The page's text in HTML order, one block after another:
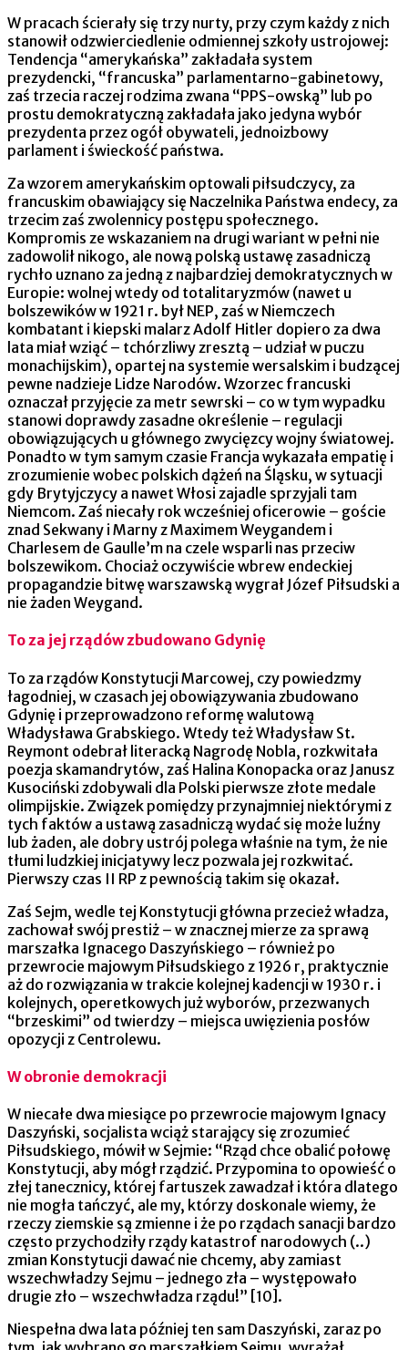
W pracach ścierały się trzy nurty, przy czym każdy z nich
stanowił odzwierciedlenie odmiennej szkoły ustrojowej:
Tendencja “amerykańska” zakładała system
prezydencki, “francuska” parlamentarno-gabinetowy,
zaś trzecia raczej rodzima zwana “PPS-owską” lub po
prostu demokratyczną zakładała jako jedyna wybór
prezydenta przez ogół obywateli, jednoizbowy
parlament i świeckość państwa.
Za wzorem amerykańskim optowali piłsudczycy, za
francuskim obawiający się Naczelnika Państwa endecy, za
trzecim zaś zwolennicy postępu społecznego.
Kompromis ze wskazaniem na drugi wariant w pełni nie
zadowolił nikogo, ale nową polską ustawę zasadniczą
rychło uznano za jedną z najbardziej demokratycznych w
Europie: wolnej wtedy od totalitaryzmów (nawet u
bolszewików w 1921 r. był NEP, zaś w Niemczech
kombatant i kiepski malarz Adolf Hitler dopiero za dwa
lata miał wziąć – tchórzliwy zresztą – udział w puczu
monachijskim), opartej na systemie wersalskim i budzącej
pewne nadzieje Lidze Narodów. Wzorzec francuski
oznaczał przyjęcie za metr sewrski – co w tym wypadku
stanowi doprawdy zasadne określenie – regulacji
obowiązujących u głównego zwycięzcy wojny światowej.
Ponadto w tym samym czasie Francja wykazała empatię i
zrozumienie wobec polskich dążeń na Śląsku, w sytuacji
gdy Brytyjczycy a nawet Włosi zajadle sprzyjali tam
Niemcom. Zaś niecały rok wcześniej oficerowie – goście
znad Sekwany i Marny z Maximem Weygandem i
Charlesem de Gaulle’m na czele wsparli nas przeciw
bolszewikom. Chociaż oczywiście wbrew endeckiej
propagandzie bitwę warszawską wygrał Józef Piłsudski a
nie żaden Weygand.
To za jej rządów zbudowano Gdynię
To za rządów Konstytucji Marcowej, czy powiedzmy
łagodniej, w czasach jej obowiązywania zbudowano
Gdynię i przeprowadzono reformę walutową
Władysława Grabskiego. Wtedy też Władysław St.
Reymont odebrał literacką Nagrodę Nobla, rozkwitała
poezja skamandrytów, zaś Halina Konopacka oraz Janusz
Kusociński zdobywali dla Polski pierwsze złote medale
olimpijskie. Związek pomiędzy przynajmniej niektórymi z
tych faktów a ustawą zasadniczą wydać się może luźny
lub żaden, ale dobry ustrój polega właśnie na tym, że nie
tłumi ludzkiej inicjatywy lecz pozwala jej rozkwitać.
Pierwszy czas II RP z pewnością takim się okazał.
Zaś Sejm, wedle tej Konstytucji główna przecież władza,
zachował swój prestiż – w znacznej mierze za sprawą
marszałka Ignacego Daszyńskiego – również po
przewrocie majowym Piłsudskiego z 1926 r, praktycznie
aż do rozwiązania w trakcie kolejnej kadencji w 1930 r. i
kolejnych, operetkowych już wyborów, przezwanych
“brzeskimi” od twierdzy – miejsca uwięzienia posłów
opozycji z Centrolewu.
W obronie demokracji
W niecałe dwa miesiące po przewrocie majowym Ignacy
Daszyński, socjalista wciąż starający się zrozumieć
Piłsudskiego, mówił w Sejmie: “Rząd chce obalić połowę
Konstytucji, aby mógł rządzić. Przypomina to opowieść o
złej tanecznicy, której fartuszek zawadzał i która dlatego
nie mogła tańczyć, ale my, którzy doskonale wiemy, że
rzeczy ziemskie są zmienne i że po rządach sanacji bardzo
często przychodziły rządy katastrof narodowych (..)
zmian Konstytucji dawać nie chcemy, aby zamiast
wszechwładzy Sejmu – jednego zła – występowało
drugie zło – wszechwładza rządu!” [10].
Niespełna dwa lata później ten sam Daszyński, zaraz po